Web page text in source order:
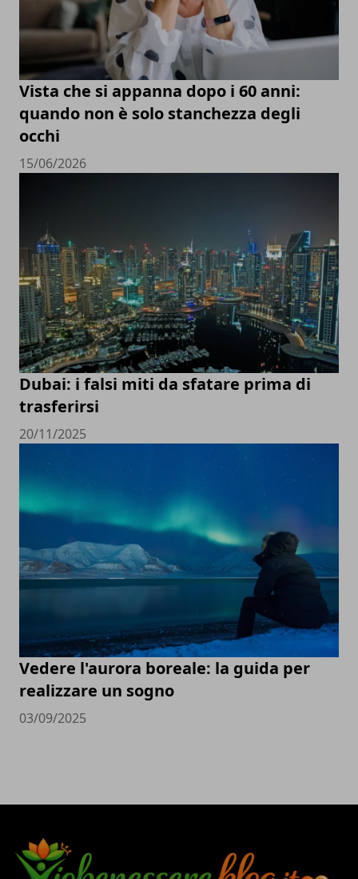
Vista che si appanna dopo i 60 anni:
quando non è solo stanchezza degli
occhi
15/06/2026
Dubai: i falsi miti da sfatare prima di
trasferirsi
20/11/2025
Vedere l'aurora boreale: la guida per
realizzare un sogno
03/09/2025